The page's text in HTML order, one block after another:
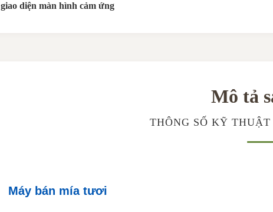
giao diện màn hình cảm ứng
Mô tả
THÔNG SỐ KỸ
Máy bán mía tươi